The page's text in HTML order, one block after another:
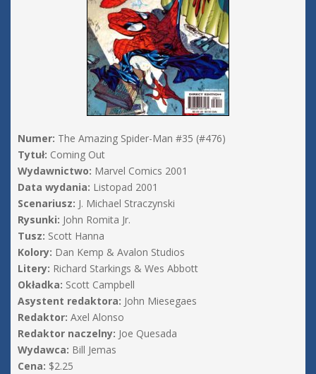
Numer: The Amazing Spider-Man #35 (#476)
Tytuł: Coming Out
Wydawnictwo: Marvel Comics 2001
Data wydania: Listopad 2001
Scenariusz: J. Michael Straczynski
Rysunki: John Romita Jr.
Tusz: Scott Hanna
Kolory: Dan Kemp & Avalon Studios
Litery: Richard Starkings & Wes Abbott
Okładka: Scott Campbell
Asystent redaktora: John Miesegaes
Redaktor: Axel Alonso
Redaktor naczelny: Joe Quesada
Wydawca: Bill Jemas
Cena: $2.25